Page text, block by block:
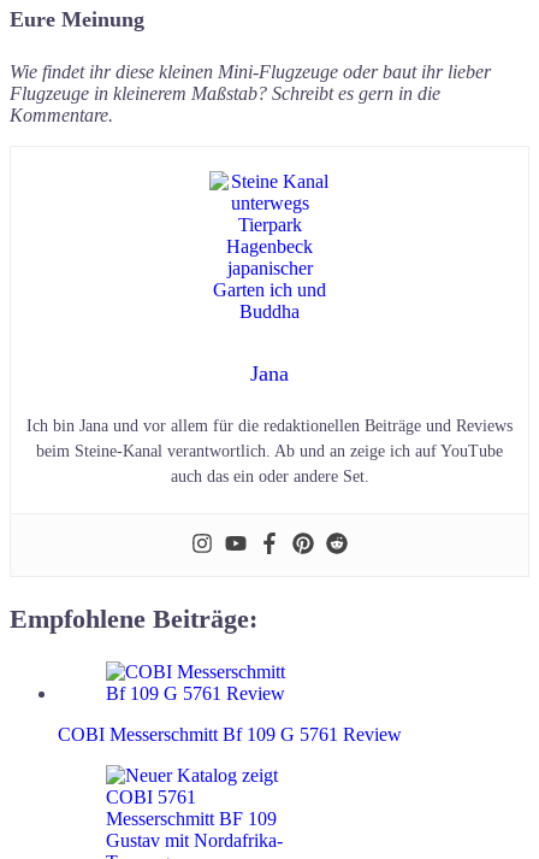
Eure Meinung
Wie findet ihr diese kleinen Mini-Flugzeuge oder baut ihr lieber
Flugzeuge in kleinerem Maßstab? Schreibt es gern in die
Kommentare.
Jana
Ich bin Jana und vor allem für die redaktionellen Beiträge und Reviews
beim Steine-Kanal verantwortlich. Ab und an zeige ich auf YouTube
auch das ein oder andere Set.
Empfohlene Beiträge:
COBI Messerschmitt Bf 109 G 5761 Review